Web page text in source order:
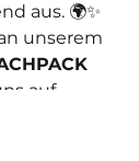
aus. 🌍✨
unserem
auf